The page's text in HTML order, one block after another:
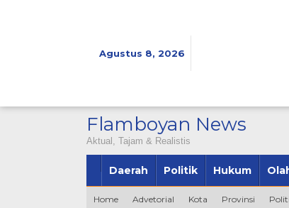
Agustus 8, 2026
Flamboyan News
Aktual, Tajam & Realistis
Daerah Politik Hukum
Home Advetorial Kota Provinsi